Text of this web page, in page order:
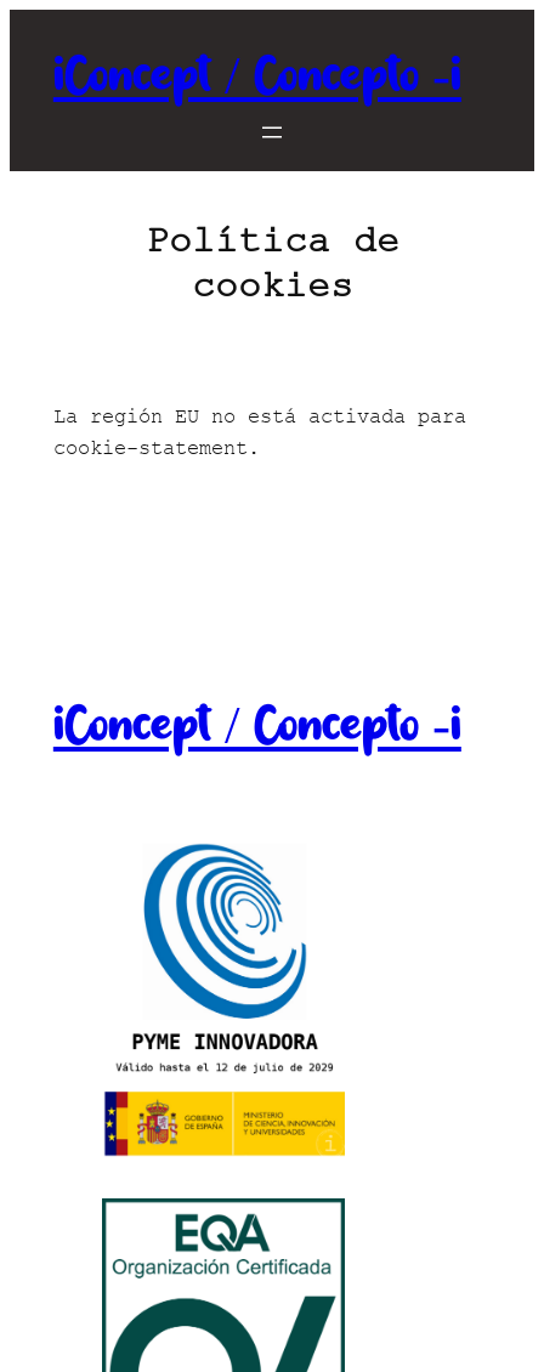
contenido
iConcept / Concepto -i
Política de
cookies
La región EU no está activada para
cookie-statement.
iConcept / Concepto -i